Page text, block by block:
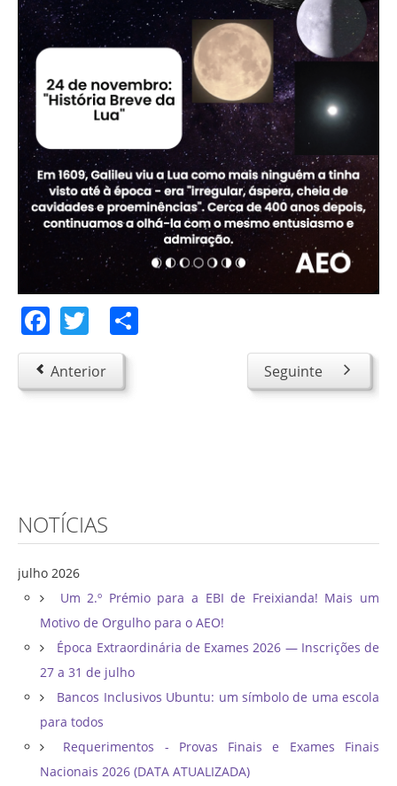
Bufetes/Bares
SPO
Contactos
Facebook
Twitter
Anterior Seguinte
NOTÍCIAS
julho 2026
Um 2.º Prémio para a EBI de Freixianda! Mais um
Motivo de Orgulho para o AEO!
Época Extraordinária de Exames 2026 — Inscrições de
27 a 31 de julho
Bancos Inclusivos Ubuntu: um símbolo de uma escola
para todos
Requerimentos - Provas Finais e Exames Finais
Nacionais 2026 (DATA ATUALIZADA)